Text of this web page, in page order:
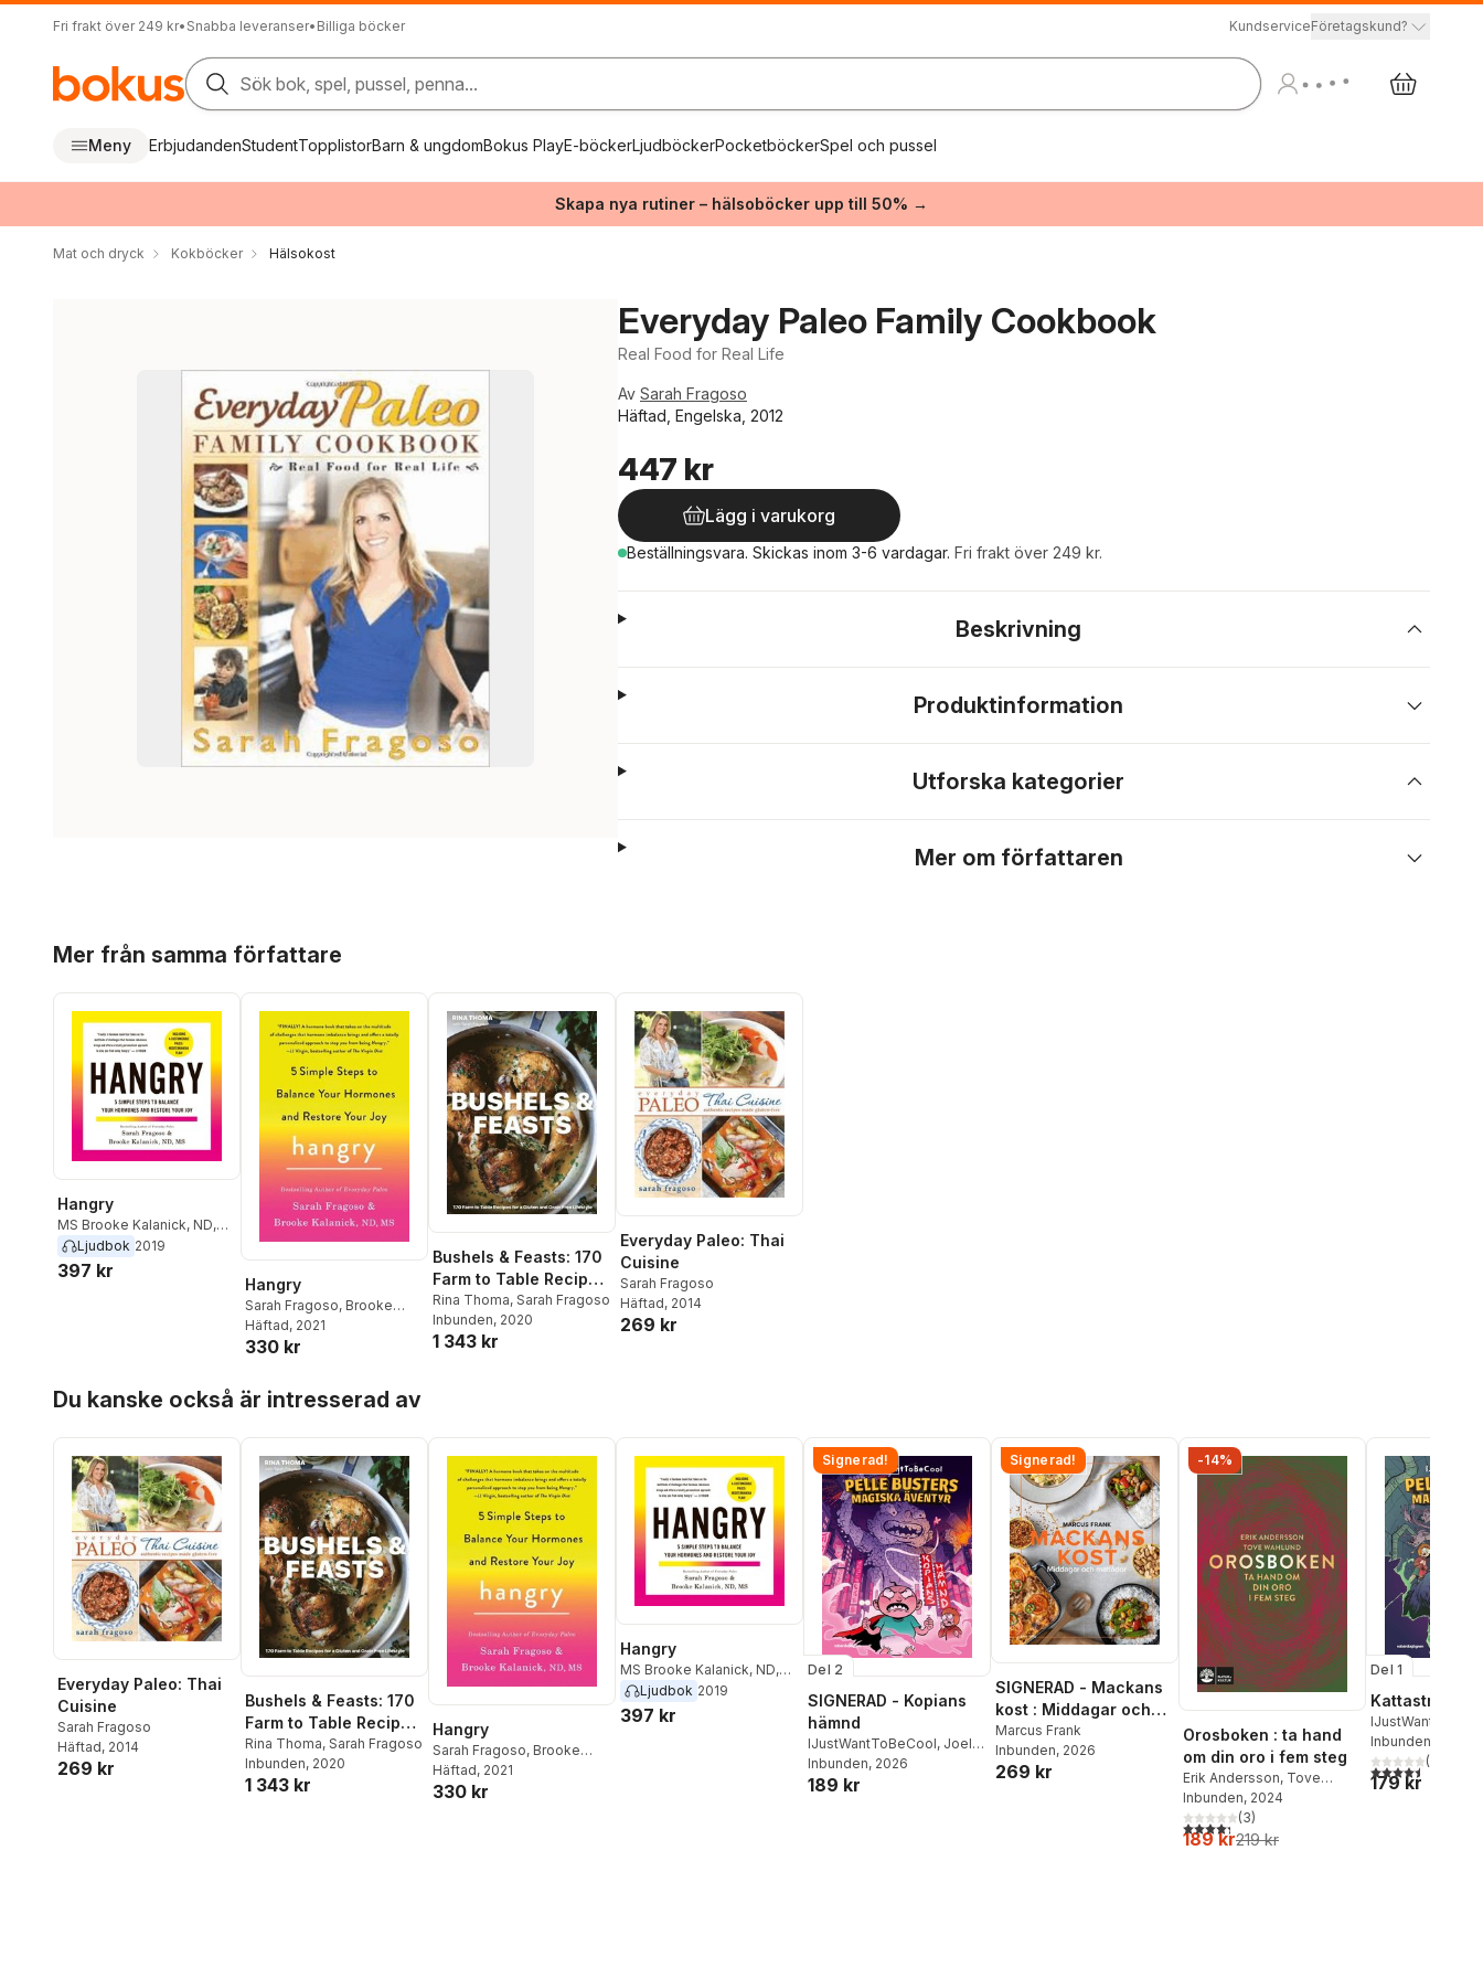
Fri frakt över 249 kr• Snabba leveranser• Billiga böcker KundserviceFöretagskund?
Sök bok, spel, pussel, penna...
Meny ErbjudandenStudentTopplistorBarn & ungdomBokus PlayE-böckerLjudböckerPocketböckerSpel och pussel
Skapa nya rutiner – hälsoböcker upp till 50% →
Mat och dryck Kokböcker Hälsokost
Everyday Paleo Family Cookbook
Real Food for Real Life
Av Sarah Fragoso
Häftad, Engelska, 2012
447 kr
Lägg i varukorg
Beställningsvara. Skickas inom 3-6 vardagar. Fri frakt över 249 kr.
Beskrivning
Produktinformation
Utforska kategorier
Mer om författaren
Mer från samma författare
Hangry
MS Brooke Kalanick, ND,
Sarah Fragoso
Ljudbok 2019
397 kr
Hangry
Sarah Fragoso, Brooke
Kalanick
Häftad, 2021
330 kr
Bushels & Feasts: 170
Farm to Table Recipes
for a Gluten and Grain
Free Lifestyle
Rina Thoma, Sarah Fragoso
Inbunden, 2020
1 343 kr
Everyday Paleo: Thai
Cuisine
Sarah Fragoso
Häftad, 2014
269 kr
Du kanske också är intresserad av
Everyday Paleo: Thai
Cuisine
Sarah Fragoso
Häftad, 2014
269 kr
Bushels & Feasts: 170
Farm to Table Recipes
for a Gluten and Grain
Free Lifestyle
Rina Thoma, Sarah Fragoso
Inbunden, 2020
1 343 kr
Hangry
Sarah Fragoso, Brooke
Kalanick
Häftad, 2021
330 kr
Hangry
MS Brooke Kalanick, ND,
Sarah Fragoso
Ljudbok 2019
397 kr
Signerad!
Del 2
SIGNERAD - Kopians
hämnd
IJustWantToBeCool, Joel
Adolphson,Emil Ejdemo
Beer ,Victor Beer
Inbunden, 2026
189 kr
Signerad!
SIGNERAD - Mackans
kost : Middagar och
matlådor
Marcus Frank
Inbunden, 2026
269 kr
-14%
Orosboken : ta hand
om din oro i fem steg
Erik Andersson, Tove
Wahlund
Inbunden, 2024
4,3utav 5 stjärnor. Totalt antal röster:
(3)
189 kr219 kr
Del 1
Kattastrofen
Adolphson
Beer,Victor Beer
Inbunden
4,5utav 5(
179 kr